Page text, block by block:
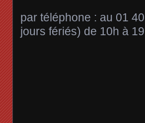
par téléphone : au 01
jours fériés) de 10h à